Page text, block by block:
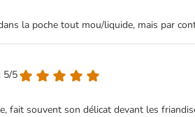
la poche tout mou/liquide, mais par
5/5
fait souvent son délicat devant les